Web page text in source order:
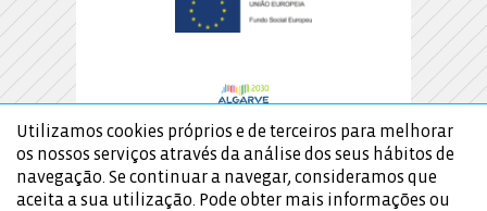
Utilizamos cookies próprios e de terceiros para melhorar
os nossos serviços através da análise dos seus hábitos de
navegação. Se continuar a navegar, consideramos que
aceita a sua utilização. Pode obter mais informações ou